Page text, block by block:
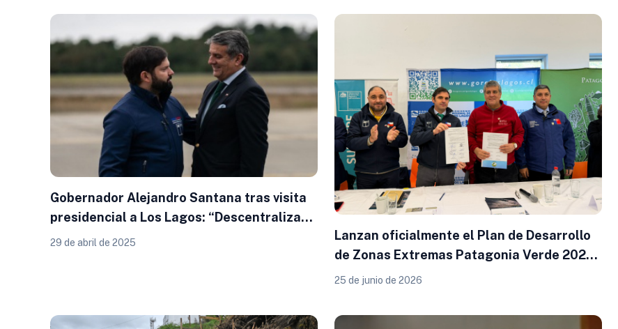
Gobernador Alejandro Santana tras visita
presidencial a Los Lagos: “Descentralizar
no es una opción, es una obligación”
29 de abril de 2025
Lanzan oficialmente el Plan de Desarrollo
de Zonas Extremas Patagonia Verde 2026-
2035
25 de junio de 2026